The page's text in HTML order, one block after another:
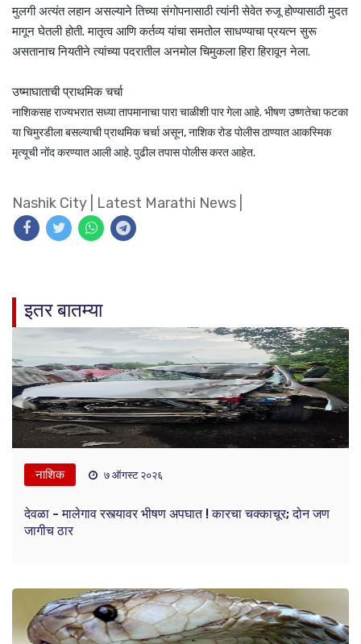
मुलगी अत्यंत लहान असल्याने तिच्या संगोपनासाठी त्यांनी सेवेत रुजू होण्यासाठी मुदत
मागून घेतली होती. मातृत्व आणि कर्तव्य यांचा समतोल साधण्याचा प्रयत्न सुरू
असतानाच नियतीने त्यांच्या पदरातील अनमोल चिमुकला हिरा हिरावून नेला.
उष्माघाताची प्राथमिक चर्चा
नाशिकसह राज्यभरात सध्या तापमानाचा पारा चाळीशी पार गेला आहे. भीषण उष्णतेचा फटका
या चिमुरडीला बसल्याची प्राथमिक चर्चा असून, नाशिक रोड पोलीस ठाण्यात आकस्मिक
मृत्यूची नोंद करण्यात आली आहे. पुढील तपास पोलीस करत आहेत.
Nashik City Latest Marathi News
इतर बातम्या
नाशिक ७ ऑगस्ट २०२६
देवळा - मालेगाव रस्त्यावर भीषण अपघात ! कारचा चक्काचूर; दोन जण
जागीच ठार